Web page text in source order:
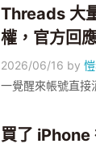
Threads 大
權，官方回
2026/06/16 by
一覺醒來帳號直接
買了 iPhone